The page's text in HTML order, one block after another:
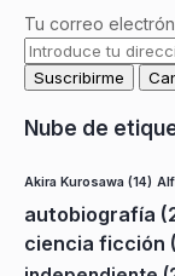
Tu correo
Nube de
Akira Kurosawa (14)
autobiografía
ciencia ficción